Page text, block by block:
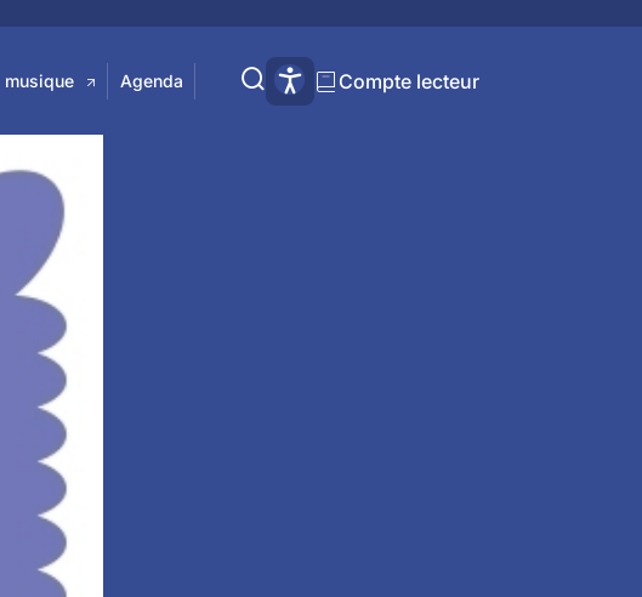
musique Agenda Compte lecteur
est…